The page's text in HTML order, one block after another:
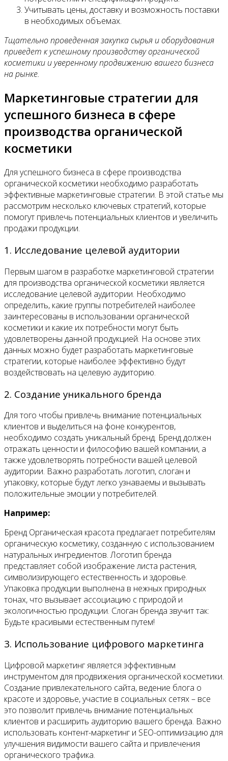
Учитывать цены, доставку и возможность поставки
в необходимых объемах.
Тщательно проведенная закупка сырья и оборудования
приведет к успешному производству органической
косметики и уверенному продвижению вашего бизнеса
на рынке.
Маркетинговые стратегии для
успешного бизнеса в сфере
производства органической
косметики
Для успешного бизнеса в сфере производства
органической косметики необходимо разработать
эффективные маркетинговые стратегии. В этой статье мы
рассмотрим несколько ключевых стратегий, которые
помогут привлечь потенциальных клиентов и увеличить
продажи продукции.
1. Исследование целевой аудитории
Первым шагом в разработке маркетинговой стратегии
для производства органической косметики является
исследование целевой аудитории. Необходимо
определить, какие группы потребителей наиболее
заинтересованы в использовании органической
косметики и какие их потребности могут быть
удовлетворены данной продукцией. На основе этих
данных можно будет разработать маркетинговые
стратегии, которые наиболее эффективно будут
воздействовать на целевую аудиторию.
2. Создание уникального бренда
Для того чтобы привлечь внимание потенциальных
клиентов и выделиться на фоне конкурентов,
необходимо создать уникальный бренд. Бренд должен
отражать ценности и философию вашей компании, а
также удовлетворять потребности вашей целевой
аудитории. Важно разработать логотип, слоган и
упаковку, которые будут легко узнаваемы и вызывать
положительные эмоции у потребителей.
Например:
Бренд Органическая красота предлагает потребителям
органическую косметику, созданную с использованием
натуральных ингредиентов. Логотип бренда
представляет собой изображение листа растения,
символизирующего естественность и здоровье.
Упаковка продукции выполнена в нежных природных
тонах, что вызывает ассоциацию с природой и
экологичностью продукции. Слоган бренда звучит так:
Будьте красивыми естественным путем!
3. Использование цифрового маркетинга
Цифровой маркетинг является эффективным
инструментом для продвижения органической косметики.
Создание привлекательного сайта, ведение блога о
красоте и здоровье, участие в социальных сетях – все
это позволит привлечь внимание потенциальных
клиентов и расширить аудиторию вашего бренда. Важно
использовать контент-маркетинг и SEO-оптимизацию для
улучшения видимости вашего сайта и привлечения
органического трафика.